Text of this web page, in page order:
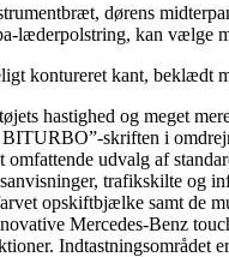
dørens
kan vælge
kontureret kant, beklædt
hastighed og meget
skriften i
udvalg af
trafikskilte
opskiftbjælke samt de
Mercedes-Benz